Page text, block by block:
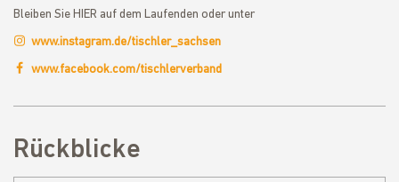
Bleiben Sie HIER auf dem Laufenden oder unter
www.instagram.de/tischler_sachsen
www.facebook.com/tischlerverband
Rückblicke